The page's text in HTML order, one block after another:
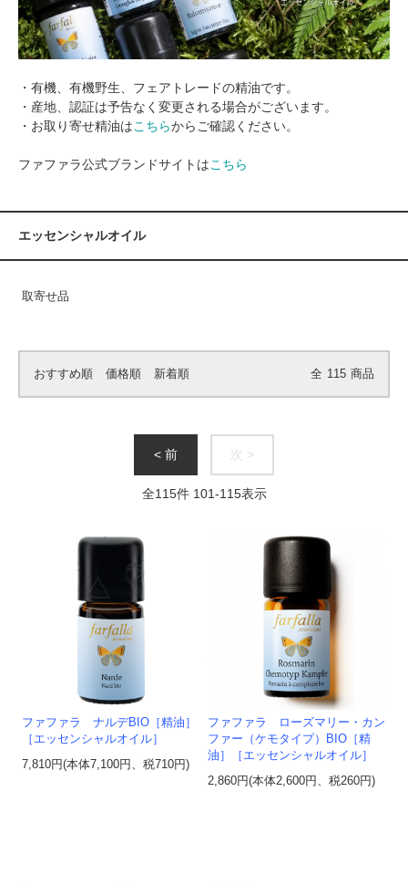
・有機、有機野生、フェアトレードの精油です。
・産地、認証は予告なく変更される場合がございます。
・お取り寄せ精油はこちらからご確認ください。
ファファラ公式ブランドサイトはこちら
エッセンシャルオイル
取寄せ品
おすすめ順 価格順 新着順 全 115 商品
< 前 次 >
全115件 101-115表示
ファファラ ナルデBIO［精油］
［エッセンシャルオイル］
7,810円(本体7,100円、税710円)
ファファラ ローズマリー・カン
ファー（ケモタイプ）BIO［精
油］［エッセンシャルオイル］
2,860円(本体2,600円、税260円)